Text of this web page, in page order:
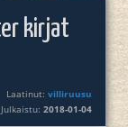
kirjat
Laatinut:villiruusu
Julkaistu:2018-01-04